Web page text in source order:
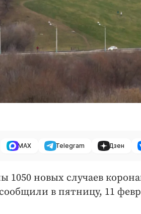
MAX Telegram Дзен
1050 новых случаев
в пятницу, 11